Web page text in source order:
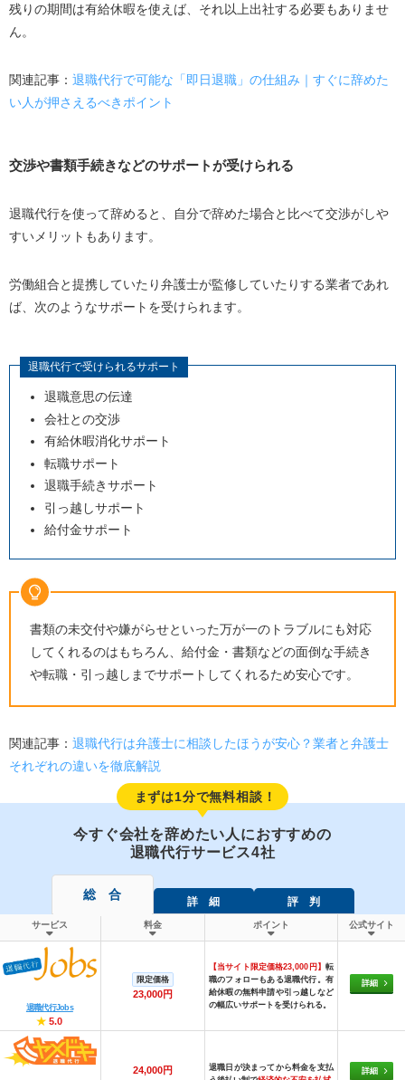
残りの期間は有給休暇を使えば、それ以上出社する必要もありませ
ん。
関連記事： 退職代行で可能な「即日退職」の仕組み｜すぐに辞めた
い人が押さえるべきポイント
交渉や書類手続きなどのサポートが受けられる
退職代行を使って辞めると、自分で辞めた場合と比べて交渉がしや
すいメリットもあります。
労働組合と提携していたり弁護士が監修していたりする業者であれ
ば、次のようなサポートを受けられます。
退職代行で受けられるサポート
退職意思の伝達
会社との交渉
有給休暇消化サポート
転職サポート
退職手続きサポート
引っ越しサポート
給付金サポート
書類の未交付や嫌がらせといった万が一のトラブルにも対応
してくれるのはもちろん、給付金・書類などの面倒な手続き
や転職・引っ越しまでサポートしてくれるため安心です。
関連記事： 退職代行は弁護士に相談したほうが安心？業者と弁護士
それぞれの違いを徹底解説
まずは1分で無料相談！
今すぐ会社を辞めたい人におすすめの
退職代行サービス4社
総 合 詳 細 評 判
サービス 料金 ポイント 公式サイト
退職代行Jobs
★ 5.0
限定価格
23,000円
【当サイト限定価格23,000円】 転
職のフォローもある退職代行。有
給休暇の無料申請や引っ越しなど
の幅広いサポートを受けられる。
詳細
24,000円
退職日が決まってから料金を支払
詳細